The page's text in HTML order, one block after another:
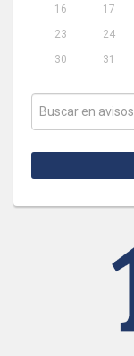
16
17
23
24
30
31